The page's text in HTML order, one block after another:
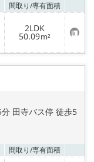
間取り/専有面積
2LDK
50.09m² お
気
に
り
田寺バス停 徒歩5
間取り/専有面積